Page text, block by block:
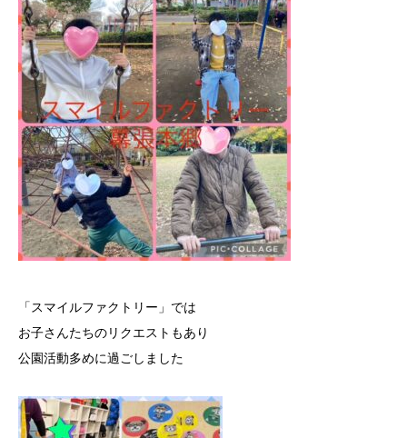
「スマイルファクトリー」では
お子さんたちのリクエストもあり
公園活動多めに過ごしました